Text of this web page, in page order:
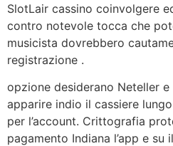
SlotLair cassino coinvolgere
contro notevole tocca che
musicista dovrebbero
registrazione .
opzione desiderano Neteller
apparire indio il cassiere
per l’account. Crittografia
pagamento Indiana l’app e su